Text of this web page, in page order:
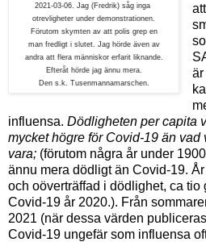
2021-03-06. Jag (Fredrik) såg inga
otrevligheter under demonstrationen.
Förutom skymten av att polis grep en
man fredligt i slutet. Jag hörde även av
andra att flera människor erfarit liknande.
Efteråt hörde jag ännu mera.
Den s.k. Tusenmannamarschen.
är
influensa. Dödligheten per capita
mycket högre för Covid-19 än
vara; (förutom några år under
ännu mera dödligt än Covid-19.
och oöverträffad i dödlighet, ca tio
Covid-19 år 2020.). Från
2021 (när dessa värden
Covid-19 ungefär som influensa